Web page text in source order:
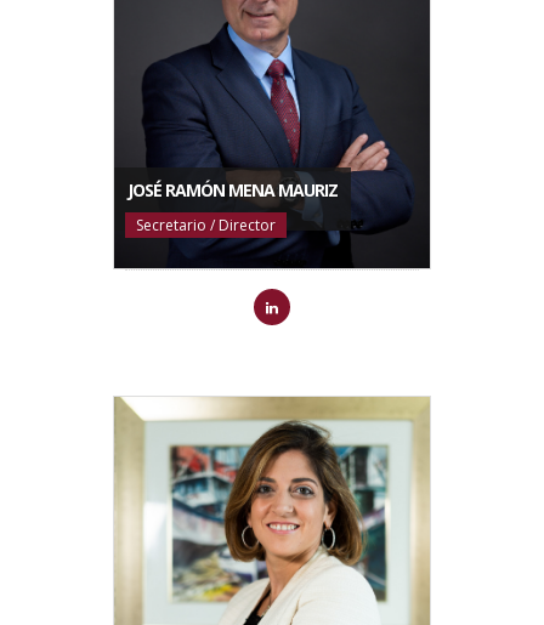
JOSÉ RAMÓN MENA MAURIZ
Secretario / Director